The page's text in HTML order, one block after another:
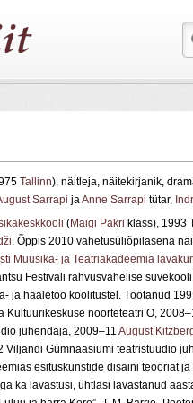
Tallinn), näitleja, näitekirjanik,
Sarrapi jaAnne Sarrapi tütar,
(Maigi Pakri klass), 1993
. Õppis 2010 vahetusüliõpilasena
Muusika- ja Teatriakadeemia
Festivali rahvusvahelise
ja hääletöö koolitustel. Töötanud
Kultuurikeskuse noorteteatri O,
juhendaja, 2009–11 August
Viljandi Gümnaasiumi teatristuudio
esituskunstide disaini teooriat
ka lavastusi, ühtlasi lavastanud